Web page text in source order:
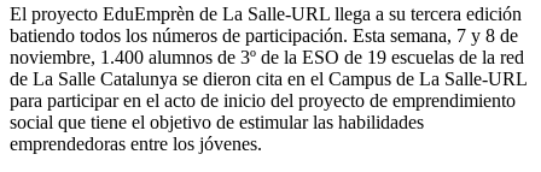
El proyecto EduEmprèn de La Salle-URL llega a su tercera edición
batiendo todos los números de participación. Esta semana, 7 y 8 de
noviembre, 1.400 alumnos de 3º de la ESO de 19 escuelas de la red
de La Salle Catalunya se dieron cita en el Campus de La Salle-URL
para participar en el acto de inicio del proyecto de emprendimiento
social que tiene el objetivo de estimular las habilidades
emprendedoras entre los jóvenes.